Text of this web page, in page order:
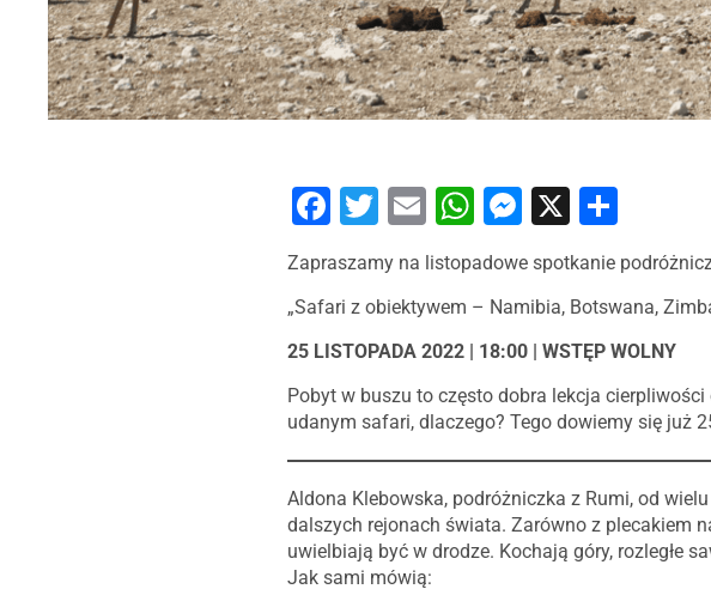
Facebook
Twitter
EmailWhatsApp
Messenger
X
Zapraszamy na listopadowe spotkanie
„Safari z obiektywem – Namibia, Botswana,
25 LISTOPADA 2022 | 18:00 | WSTĘP WOLNY
Pobyt w buszu to często dobra lekcja
udanym safari, dlaczego? Tego dowiemy się już
Aldona Klebowska, podróżniczka z Rumi, od
dalszych rejonach świata. Zarówno z plecakiem
uwielbiają być w drodze. Kochają góry, rozległe
Jak sami mówią: